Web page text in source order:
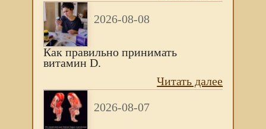
2026-08-08
Как правильно принимать
витамин D.
Читать далее
2026-08-07